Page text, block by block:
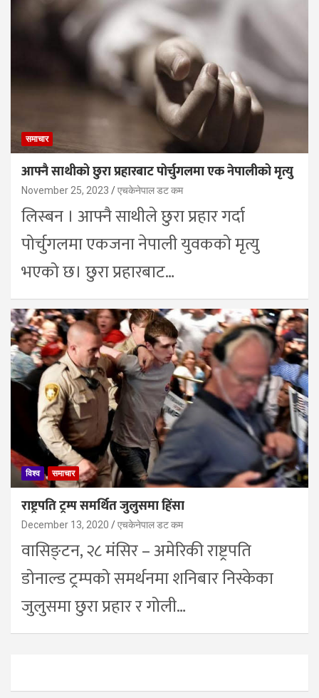
समाचार
आफ्नै साथीको छुरा प्रहारबाट पोर्चुगलमा एक नेपालीको मृत्यु
November 25, 2023 एचकेनेपाल डट कम
लिस्बन । आफ्नै साथीले छुरा प्रहार गर्दा
पोर्चुगलमा एकजना नेपाली युवकको मृत्यु
भएको छ। छुरा प्रहारबाट…
विश्व समाचार
राष्ट्रपति ट्रम्प समर्थित जुलुसमा हिंसा
December 13, 2020 एचकेनेपाल डट कम
वासिङ्टन, २८ मंसिर – अमेरिकी राष्ट्रपति
डोनाल्ड ट्रम्पको समर्थनमा शनिबार निस्केका
जुलुसमा छुरा प्रहार र गोली…